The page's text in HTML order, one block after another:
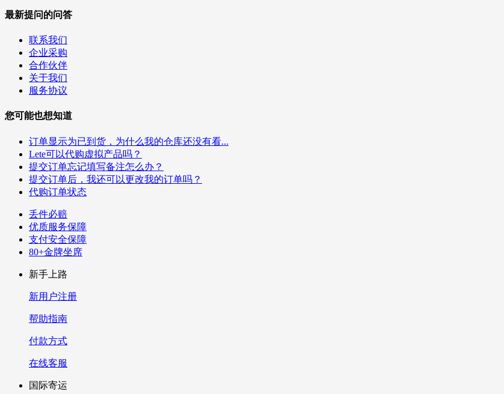
最新提问的问答
联系我们
企业采购
合作伙伴
关于我们
服务协议
您可能也想知道
订单显示为已到货，为什么我的仓库还没有看...
Lete可以代购虚拟产品吗？
提交订单忘记填写备注怎么办？
提交订单后，我还可以更改我的订单吗？
代购订单状态
丢件必赔
优质服务保障
支付安全保障
80+金牌坐席
新手上路
新用户注册
帮助指南
付款方式
在线客服
国际寄运